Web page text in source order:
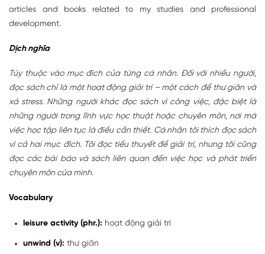
articles and books related to my studies and professional
development.
Dịch nghĩa
Tùy thuộc vào mục đích của từng cá nhân. Đối với nhiều người,
đọc sách chỉ là một hoạt động giải trí – một cách để thư giãn và
xả stress. Những người khác đọc sách vì công việc, đặc biệt là
những người trong lĩnh vực học thuật hoặc chuyên môn, nơi mà
việc học tập liên tục là điều cần thiết. Cá nhân tôi thích đọc sách
vì cả hai mục đích. Tôi đọc tiểu thuyết để giải trí, nhưng tôi cũng
đọc các bài báo và sách liên quan đến việc học và phát triển
chuyên môn của mình.
Vocabulary
leisure activity (phr.): hoạt động giải trí
unwind (v): thư giãn